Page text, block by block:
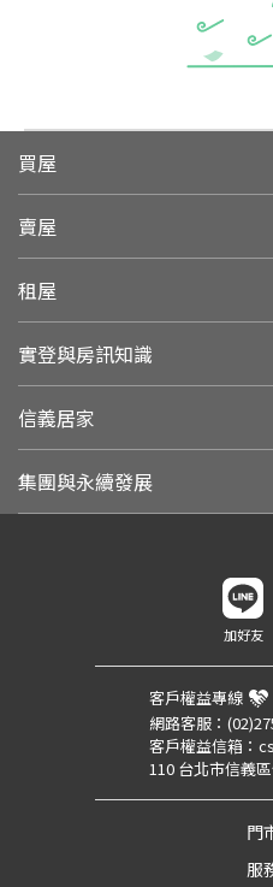
買屋
賣屋
租屋
實登與房訊知識
信義居家
集團與永續發展
加好友
客戶權益專線
網路客服：
客戶權益信箱：
110 台北市信義
門
服